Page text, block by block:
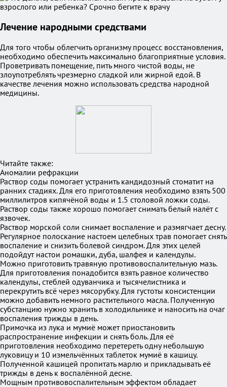
Лечение народными средствами
Для того чтобы облегчить организму процесс восстановления,
необходимо обеспечить максимально благоприятные условия.
Проветривать помещение, пить много чистой воды, не
злоупотреблять чрезмерно сладкой или жирной едой. В
качестве лечения можно использовать средства народной
медицины.
Читайте также:
Аномалии рефракции
Раствор соды помогает устранить кандидозный стоматит на
ранних стадиях. Для его приготовления необходимо взять 500
миллилитров кипячёной воды и 1.5 столовой ложки соды.
Раствор соды также хорошо помогает снимать белый налёт с
язвочек.
Раствор морской соли снимает воспаление и размягчает десну.
Регулярное полоскание настоем целебных трав помогает снять
воспаление и снизить болевой синдром. Для этих целей
подойдут настои ромашки, дуба, шалфея и календулы.
Можно приготовить травяную противовоспалительную мазь.
Для приготовления понадобится взять равное количество
календулы, стеблей одуванчика и тысячелистника и
перекрутить всё через мясорубку. Для густоты консистенции
можно добавить немного растительного масла. Полученную
субстанцию нужно хранить в холодильнике и наносить на очаг
воспаления трижды в день.
Примочка из лука и мумиё может приостановить
распространение инфекции и снять боль. Для её
приготовления необходимо перетереть одну небольшую
луковицу и 10 измельчённых таблеток мумиё в кашицу.
Полученной кашицей пропитать марлю и прикладывать её
трижды в день к воспалённой десне.
Мощным противовоспалительным эффектом обладает